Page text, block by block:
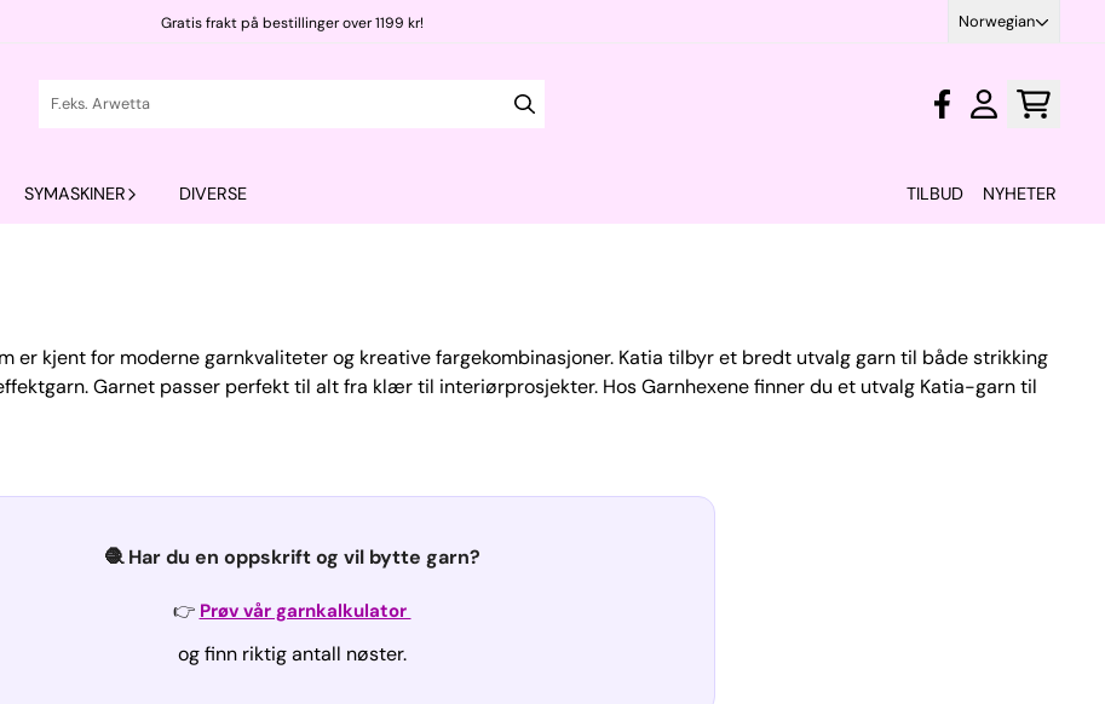
Gratis frakt på bestillinger over 1199 kr! Norwegian
SYMASKINER DIVERSE TILBUD NYHETER
er kjent for moderne garnkvaliteter og kreative fargekombinasjoner. Katia tilbyr et bredt utvalg garn til både strikking
Garnet passer perfekt til alt fra klær til interiørprosjekter. Hos Garnhexene finner du et utvalg Katia-garn til
🧶 Har du en oppskrift og vil bytte garn?
👉 Prøv vår garnkalkulator
og finn riktig antall nøster.